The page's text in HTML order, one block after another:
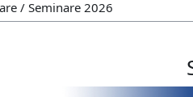
di corso